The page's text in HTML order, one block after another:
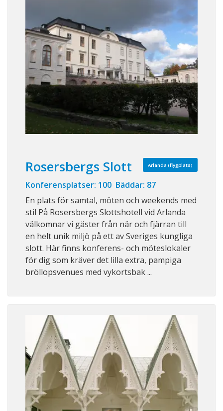
Arlanda (flygplats)
Rosersbergs Slott
Konferensplatser: 100 Bäddar: 87
En plats för samtal, möten och weekends med
stil På Rosersbergs Slottshotell vid Arlanda
välkomnar vi gäster från när och fjärran till
en helt unik miljö på ett av Sveriges kungliga
slott. Här finns konferens- och möteslokaler
för dig som kräver det lilla extra, pampiga
bröllopsvenues med vykortsbak ...